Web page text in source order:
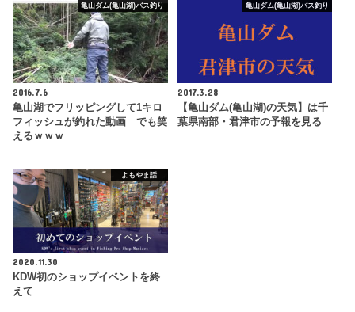
亀山ダム(亀山湖)バス釣り
2016.7.6
亀山湖でフリッピングして1キロ
フィッシュが釣れた動画 でも笑
えるｗｗｗ
亀山ダム(亀山湖)バス釣り
2017.3.28
【亀山ダム(亀山湖)の天気】は千
葉県南部・君津市の予報を見る
よもやま話
2020.11.30
KDW初のショップイベントを終
えて